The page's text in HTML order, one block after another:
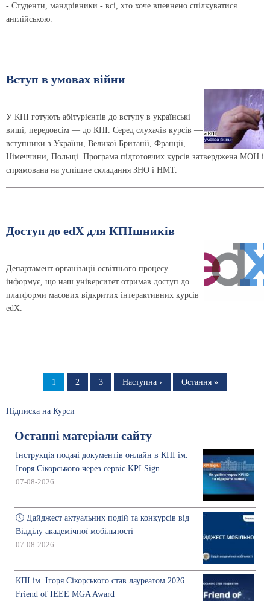
- Студенти, мандрівники - всі, хто хоче впевнено спілкуватися
англійською.
Вступ в умовах війни
У КПІ готують абітурієнтів до вступу в українські
виші, передовсім — до КПІ. Серед слухачів курсів —
вступники з України, Великої Британії, Франції,
Німеччини, Польщі. Програма підготовчих курсів затверджена МОН і
спрямована на успішне складання ЗНО і НМТ.
Доступ до edX для КПІшників
Департамент організації освітнього процесу
інформує, що наш університет отримав доступ до
платформи масових відкритих інтерактивних курсів
edX.
Сторінка
1 Сторінка
2 Сторінка
3
Наступна
Наступна ›
Остання
Остання »
Підписка на Курси
Останні матеріали сайту
Інструкція подачі документів онлайн в КПІ ім.
Ігоря Сікорського через сервіс KPI Sign
07-08-2026
🕔 Дайджест актуальних подій та конкурсів від
Відділу академічної мобільності
07-08-2026
КПІ ім. Ігоря Сікорського став лауреатом 2026
Friend of IEEE MGA Award